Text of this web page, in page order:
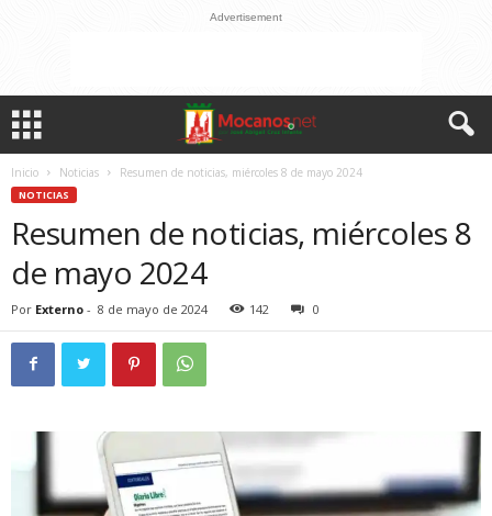
Advertisement
Inicio Noticias Resumen de noticias, miércoles 8 de mayo 2024
NOTICIAS
Resumen de noticias, miércoles 8
de mayo 2024
Por Externo - 8 de mayo de 2024 142 0